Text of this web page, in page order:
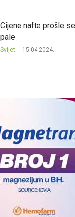
Cijene nafte prošle
pale
Svijet 15.04.2024.